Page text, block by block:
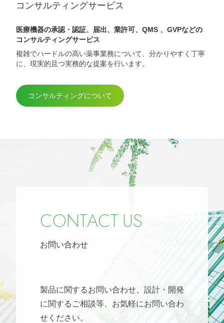
コンサルティングサービス
医療機器の承認・認証、届出、業許可、QMS 、GVPなどの
コンサルティングサービス
複雑でハードルの高い薬事業務について、分かりやすく丁寧
に、現実的且つ実務的な提案を行います。
コンサルティングについて
CONTACT US
お問い合わせ
製品に関するお問い合わせ、設計・開発
に関するご相談等、 お気軽にお問い合わ
せください。